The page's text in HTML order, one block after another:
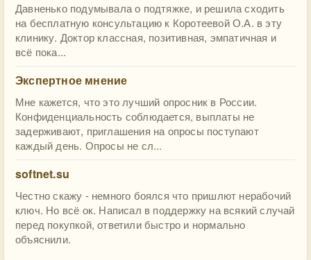
Давненько подумывала о подтяжке, и решила сходить
на бесплатную консультацию к Коротеевой О.А. в эту
клинику. Доктор классная, позитивная, эмпатичная и
всё пока...
Экспертное мнение
Мне кажется, что это лучший опросник в России.
Конфиденциальность соблюдается, выплаты не
задерживают, приглашения на опросы поступают
каждый день. Опросы не сл...
softnet.su
Честно скажу - немного боялся что пришлют нерабочий
ключ. Но всё ок. Написал в поддержку на всякий случай
перед покупкой, ответили быстро и нормально
объяснили.